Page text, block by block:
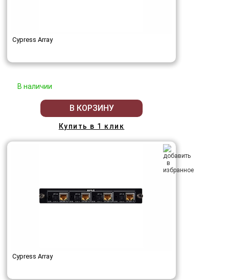
Cypress Array
В наличии
В КОРЗИНУ
Купить в 1 клик
Cypress Array